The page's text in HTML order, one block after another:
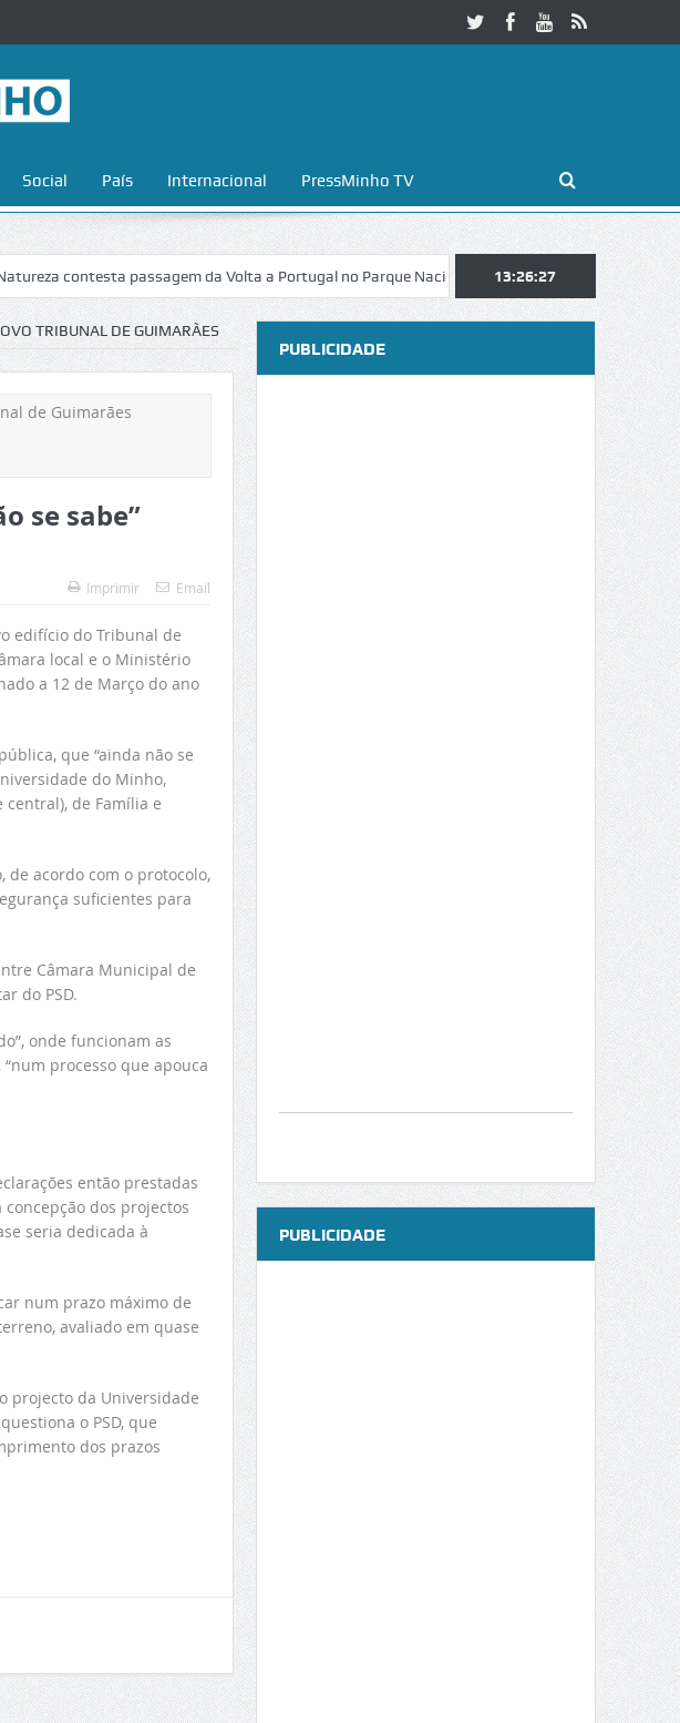
Social País Internacional PressMinho TV
passagem da Volta a Portugal no Parque Nacional da Peneda-Gerês Esposende.
13:26:28
TRIBUNAL DE GUIMARÃES
se sabe”
Imprimir Email
edifício do Tribunal de
local e o Ministério
a 12 de Março do ano
que “ainda não se
do Minho,
de Família e
acordo com o protocolo,
suficientes para
Câmara Municipal de
do PSD.
onde funcionam as
processo que apouca
então prestadas
dos projectos
seria dedicada à
num prazo máximo de
avaliado em quase
projecto da Universidade
o PSD, que
dos prazos
PUBLICIDADE
PUBLICIDADE